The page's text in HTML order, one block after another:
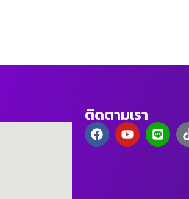
ติดตามเรา